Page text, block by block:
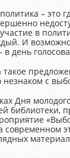
– это
в
И
в день
такое
с
Дня
библиотеки,
современном